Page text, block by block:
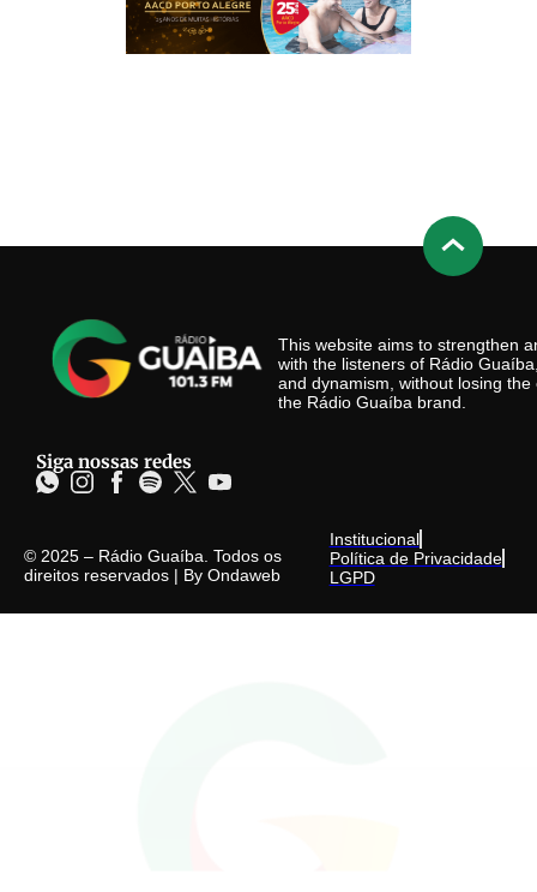
This website aims to strengthen
with the listeners of Rádio
and dynamism, without losing
the Rádio Guaíba brand.
Siga nossas redes
© 2025 – Rádio Guaíba. Todos os
direitos reservados | By Ondaweb
Institucional
Política de Privacidade
LGPD